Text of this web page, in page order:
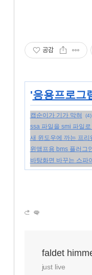
공감
'응용프로그
캡순이가 기가 막혀 (4)
ssa 파일을 smi 파일로
새 윈도우에 까는 프리
윈앰프용 bms 플러그
바탕화면 바꾸는 스파
faldet
just live